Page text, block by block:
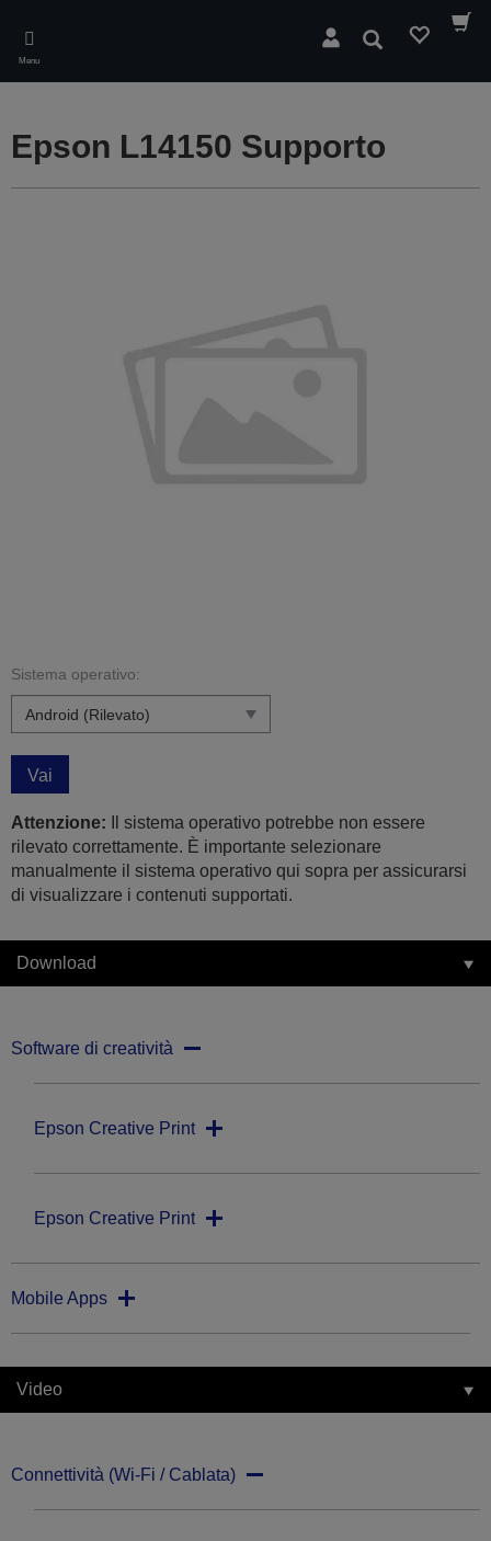
main
content
Menu
Cerca
Epson L14150 Supporto
Sistema operativo:
Vai
Attenzione: Il sistema operativo potrebbe non essere
rilevato correttamente. È importante selezionare
manualmente il sistema operativo qui sopra per assicurarsi
di visualizzare i contenuti supportati.
Download
Software di creatività
Epson Creative Print
Epson Creative Print
Mobile Apps
Video
Connettività (Wi-Fi / Cablata)